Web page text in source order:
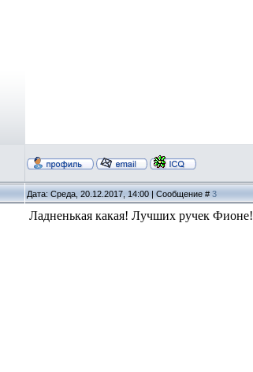
Дата: Среда, 20.12.2017, 14:00 | Сообщение # 3
Ладненькая какая! Лучших ручек Фионе!